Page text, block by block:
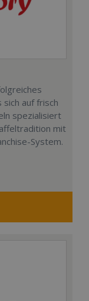
auf frisch
spezialisiert
mit
System.